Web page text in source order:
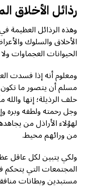
رذائل الأخلاق
وهذه الرذائل العظيمة
الأخلاق والسلوك
الحيوانات العجماوات
ومعلوم أنه إذا فسدت
مسلم أن يتصور ما
حلف الرذيلة؛ إنها
وجل رحمته ولطفه وبره
لهؤلاء الأراذل من
من ورائهم محيط.
ولكي يتبين لكل عاقل
المجتمعات التي يتحكم
مستبدين وبطانات